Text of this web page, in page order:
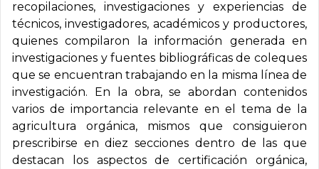
recopilaciones, investigaciones y experiencias de
técnicos, investigadores, académicos y productores,
quienes compilaron la información generada en
investigaciones y fuentes bibliográficas de coleques
que se encuentran trabajando en la misma línea de
investigación. En la obra, se abordan contenidos
varios de importancia relevante en el tema de la
agricultura orgánica, mismos que consiguieron
prescribirse en diez secciones dentro de las que
destacan los aspectos de certificación orgánica,